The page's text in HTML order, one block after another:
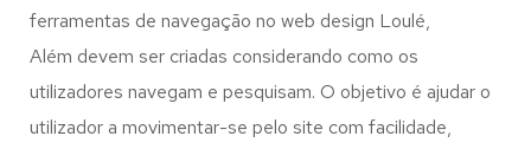
ferramentas de navegação no web design Loulé,
Além devem ser criadas considerando como os
utilizadores navegam e pesquisam. O objetivo é ajudar o
utilizador a movimentar-se pelo site com facilidade,